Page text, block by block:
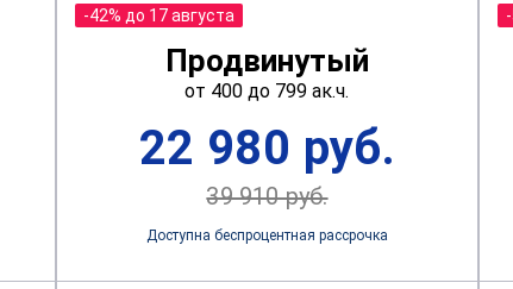
-42% до 17 августа
Продвинутый
от 400 до 799 ак.ч.
22 980 руб.
39 910 руб.
Доступна беспроцентная рассрочка